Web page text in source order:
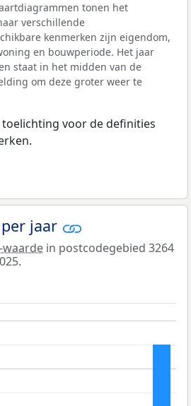
tonen het
verschillende
kenmerken zijn eigendom,
en bouwperiode. Het jaar
staat in het midden van de
om deze groter weer te
voor de definities
jaar
waarde in postcodegebied 3264